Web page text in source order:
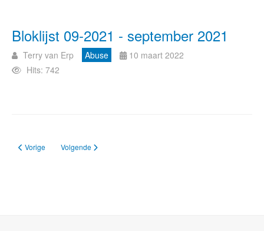
Bloklijst 09-2021 - september 2021
Terry van Erp Abuse
10 maart 2022
Hits: 742
Vorig artikel: Bloklijst 10-2021 - oktober 2021
Vorige Volgende artikel: Bloklijst 08-2021 - augustus 2021
Volgende